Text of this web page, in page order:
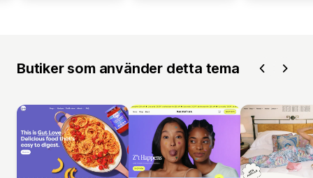
Butiker som använder detta tema